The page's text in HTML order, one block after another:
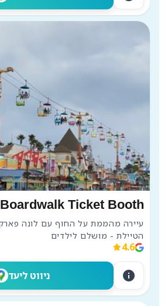
Boardwalk Ticket Booth
הטיילת - מושלם לילדים
4.6
ניווט ליעד info